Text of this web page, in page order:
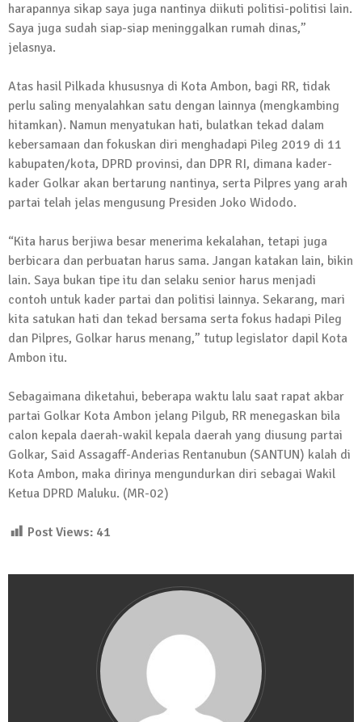
harapannya sikap saya juga nantinya diikuti politisi-politisi lain.
Saya juga sudah siap-siap meninggalkan rumah dinas,”
jelasnya.
Atas hasil Pilkada khususnya di Kota Ambon, bagi RR, tidak
perlu saling menyalahkan satu dengan lainnya (mengkambing
hitamkan). Namun menyatukan hati, bulatkan tekad dalam
kebersamaan dan fokuskan diri menghadapi Pileg 2019 di 11
kabupaten/kota, DPRD provinsi, dan DPR RI, dimana kader-
kader Golkar akan bertarung nantinya, serta Pilpres yang arah
partai telah jelas mengusung Presiden Joko Widodo.
“Kita harus berjiwa besar menerima kekalahan, tetapi juga
berbicara dan perbuatan harus sama. Jangan katakan lain, bikin
lain. Saya bukan tipe itu dan selaku senior harus menjadi
contoh untuk kader partai dan politisi lainnya. Sekarang, mari
kita satukan hati dan tekad bersama serta fokus hadapi Pileg
dan Pilpres, Golkar harus menang,” tutup legislator dapil Kota
Ambon itu.
Sebagaimana diketahui, beberapa waktu lalu saat rapat akbar
partai Golkar Kota Ambon jelang Pilgub, RR menegaskan bila
calon kepala daerah-wakil kepala daerah yang diusung partai
Golkar, Said Assagaff-Anderias Rentanubun (SANTUN) kalah di
Kota Ambon, maka dirinya mengundurkan diri sebagai Wakil
Ketua DPRD Maluku. (MR-02)
Post Views: 41